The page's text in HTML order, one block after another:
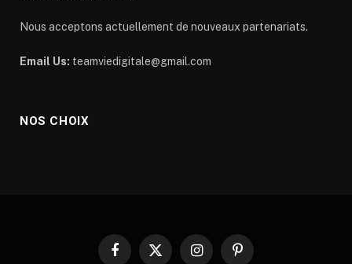
Nous acceptons actuellement de nouveaux partenariats.
Email Us: teamviedigitale@gmail.com
NOS CHOIX
Facebook
X
InstagramPinterest